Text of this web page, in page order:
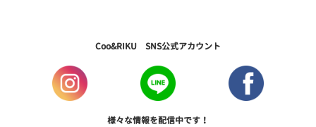
Coo&RIKU SNS公式アカウント
様々な情報を配信中です！